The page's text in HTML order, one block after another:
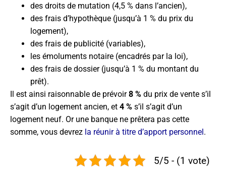
des droits de mutation (4,5 % dans l’ancien),
des frais d’hypothèque (jusqu’à 1 % du prix du
logement),
des frais de publicité (variables),
les émoluments notaire (encadrés par la loi),
des frais de dossier (jusqu’à 1 % du montant du
prêt).
Il est ainsi raisonnable de prévoir8 % du prix de vente s’il
s’agit d’un logement ancien, et 4 % s’il s’agit d’un
logement neuf. Or une banque ne prêtera pas cette
somme, vous devrez la réunir à titre d’apport personnel.
5/5 - (1 vote)